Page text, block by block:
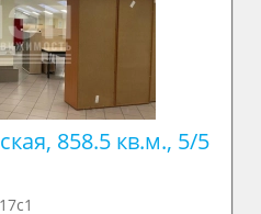
858.5 кв.м., 5/5